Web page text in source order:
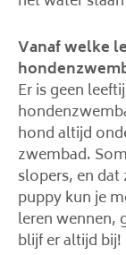
Vanaf welke
Er is geen
hond altijd
zwembad.
slopers, en
puppy kun je
leren wennen,
blijf er altijd bij!